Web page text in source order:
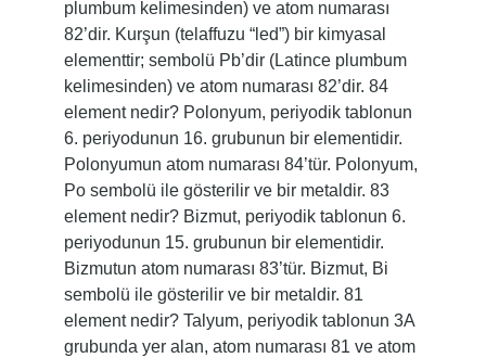
plumbum kelimesinden) ve atom numarası
82’dir. Kurşun (telaffuzu “led”) bir kimyasal
elementtir; sembolü Pb’dir (Latince plumbum
kelimesinden) ve atom numarası 82’dir. 84
element nedir? Polonyum, periyodik tablonun
6. periyodunun 16. grubunun bir elementidir.
Polonyumun atom numarası 84’tür. Polonyum,
Po sembolü ile gösterilir ve bir metaldir. 83
element nedir? Bizmut, periyodik tablonun 6.
periyodunun 15. grubunun bir elementidir.
Bizmutun atom numarası 83’tür. Bizmut, Bi
sembolü ile gösterilir ve bir metaldir. 81
element nedir? Talyum, periyodik tablonun 3A
grubunda yer alan, atom numarası 81 ve atom